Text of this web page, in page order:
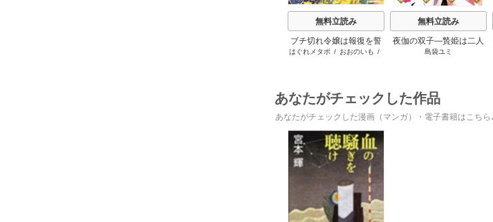
無料立読み
ブチ切れ令嬢は報復を誓
いました。
はぐれメタボ / おおのいも /
無料立読み
夜伽の双子―贄姫は二人
の王子に愛される―
島袋ユミ
あなたがチェックした作品
あなたがチェックした漫画（マンガ）・電子書籍はこちら